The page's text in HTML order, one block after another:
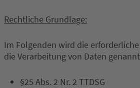
Rechtliche Grundlage:
Im Folgenden wird die
die Verarbeitung von Daten genannt
§25 Abs. 2 Nr. 2 TTDSG